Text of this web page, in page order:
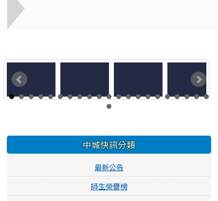
左邊區域內容 中城快訊分類
最新公告
師生榮譽榜